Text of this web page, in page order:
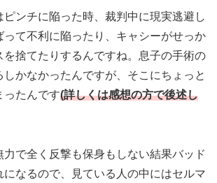
ピンチに陥った時、裁判中に現実逃避し
って不利に陥ったり、キャシーがせっか
を捨てたりするんですね。息子の手術の
しかなかったんですが、そこにちょっと
ったんです(詳しくは感想の方で後述し
力で全く反撃も保身もしない結果バッド
になるので、見ている人の中にはセルマ